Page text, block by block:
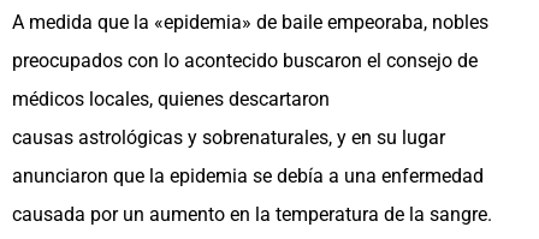
A medida que la «epidemia» de baile empeoraba, nobles
preocupados con lo acontecido buscaron el consejo de
médicos locales, quienes descartaron
causas astrológicas y sobrenaturales, y en su lugar
anunciaron que la epidemia se debía a una enfermedad
causada por un aumento en la temperatura de la sangre.